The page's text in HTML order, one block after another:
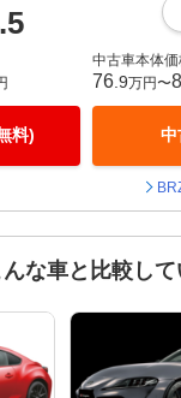
料)
中古車本体
76 .9万円〜
中
な車と比較し